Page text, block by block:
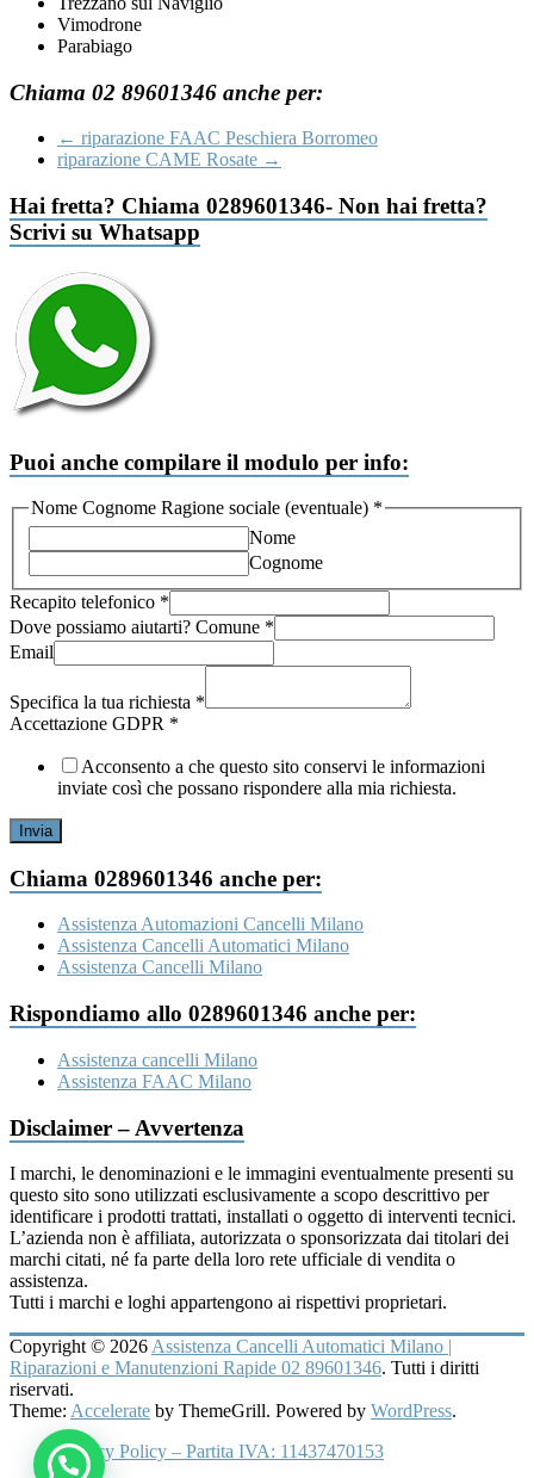
Vimodrone
Parabiago
Chiama 02 89601346 anche per:
← riparazione FAAC Peschiera Borromeo
riparazione CAME Rosate →
Hai fretta? Chiama 0289601346- Non hai fretta?
Scrivi su Whatsapp
Puoi anche compilare il modulo per info:
Nome Cognome Ragione sociale (eventuale) *
Nome
Cognome
Recapito telefonico *
Dove possiamo aiutarti? Comune *
la
(eventuale)
sociale
Email
Specifica la tua richiesta *
Accettazione GDPR *
Acconsento a che questo sito conservi le informazioni
inviate così che possano rispondere alla mia richiesta.
Invia
Chiama 0289601346 anche per:
Assistenza Automazioni Cancelli Milano
Assistenza Cancelli Automatici Milano
Assistenza Cancelli Milano
Rispondiamo allo 0289601346 anche per:
Assistenza cancelli Milano
Assistenza FAAC Milano
Disclaimer – Avvertenza
I marchi, le denominazioni e le immagini eventualmente presenti su
questo sito sono utilizzati esclusivamente a scopo descrittivo per
identificare i prodotti trattati, installati o oggetto di interventi tecnici.
L’azienda non è affiliata, autorizzata o sponsorizzata dai titolari dei
marchi citati, né fa parte della loro rete ufficiale di vendita o
assistenza.
Tutti i marchi e loghi appartengono ai rispettivi proprietari.
Copyright © 2026 Assistenza Cancelli Automatici Milano |
Riparazioni e Manutenzioni Rapide 02 89601346. Tutti i diritti
riservati.
Theme: Accelerate by ThemeGrill. Powered by WordPress.
Privacy Policy – Partita IVA: 11437470153